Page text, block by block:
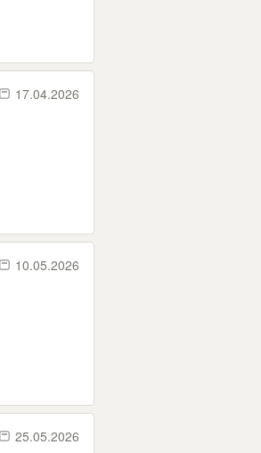
17.04.2026
10.05.2026
25.05.2026